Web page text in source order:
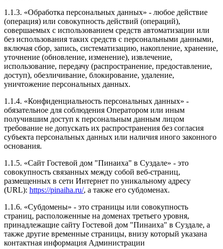
1.1.3. «Обработка персональных данных» - любое действие
(операция) или совокупность действий (операций),
совершаемых с использованием средств автоматизации или
без использования таких средств с персональными данными,
включая сбор, запись, систематизацию, накопление, хранение,
уточнение (обновление, изменение), извлечение,
использование, передачу (распространение, предоставление,
доступ), обезличивание, блокирование, удаление,
уничтожение персональных данных.
1.1.4. «Конфиденциальность персональных данных» -
обязательное для соблюдения Оператором или иным
получившим доступ к персональным данным лицом
требование не допускать их распространения без согласия
субъекта персональных данных или наличия иного законного
основания.
1.1.5. «Сайт Гостевой дом "Пинаиха" в Суздале» - это
совокупность связанных между собой веб-страниц,
размещенных в сети Интернет по уникальному адресу
(URL): https://pinaiha.ru/, а также его субдоменах.
1.1.6. «Субдомены» - это страницы или совокупность
страниц, расположенные на доменах третьего уровня,
принадлежащие сайту Гостевой дом "Пинаиха" в Суздале, а
также другие временные страницы, внизу который указана
контактная информация Администрации